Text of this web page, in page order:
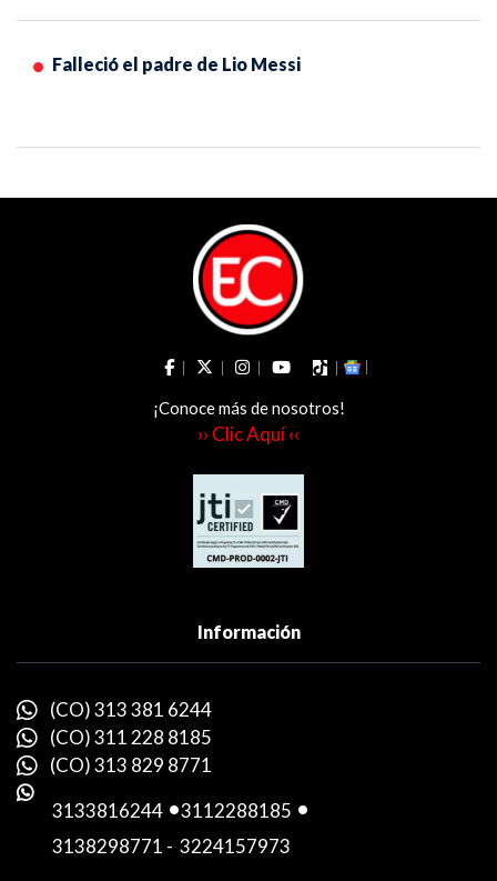
Falleció el padre de Lio Messi
¡Conoce más de nosotros!
›› Clic Aquí ‹‹
Información
(CO) 313 381 6244
(CO) 311 228 8185
(CO) 313 829 8771
3133816244 -3112288185 -
3138298771 - 3224157973